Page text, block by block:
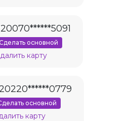
основной
карту
основной
карту